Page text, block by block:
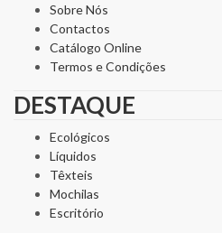
Sobre Nós
Contactos
Catálogo Online
Termos e Condições
DESTAQUE
Ecológicos
Líquidos
Têxteis
Mochilas
Escritório